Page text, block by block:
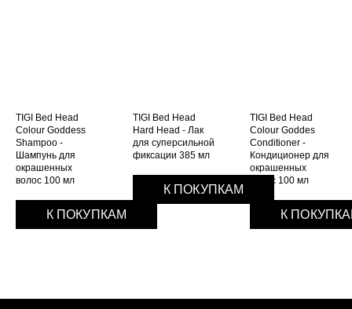
TIGI Bed Head
Colour Goddess
Shampoo -
Шампунь для
окрашенных
волос 100 мл
К ПОКУПКАМ
TIGI Bed Head
Hard Head - Лак
для суперсильной
фиксации 385 мл
К ПОКУПКАМ
TIGI Bed Head
Colour Goddes
Conditioner -
Кондиционер для
окрашенных
волос 100 мл
К